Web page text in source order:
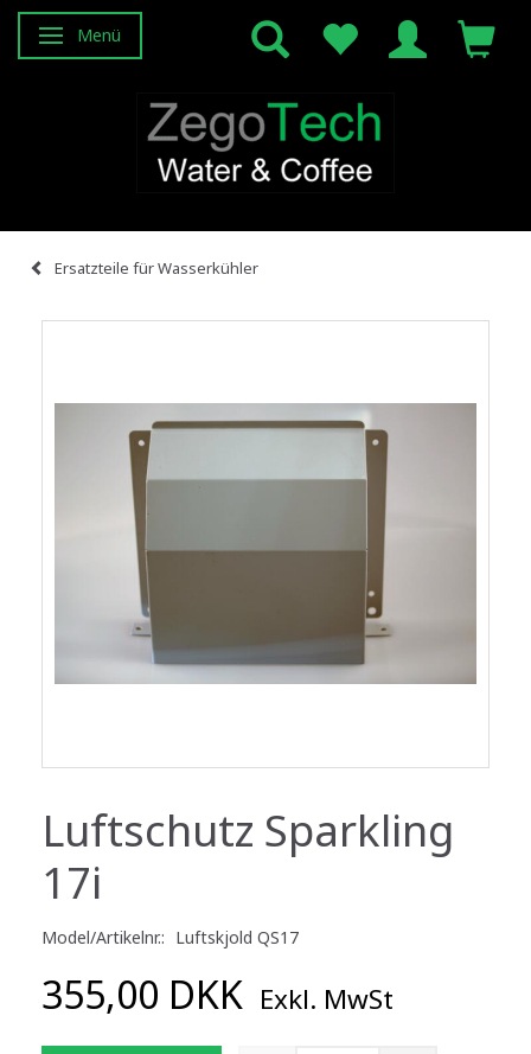
Anzeige ändern
Menü
Ersatzteile für Wasserkühler
Luftschutz Sparkling
17i
Model/Artikelnr.: Luftskjold QS17
355,00 DKK Exkl. MwSt